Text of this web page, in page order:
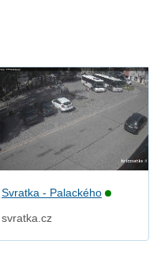
Svratka - Palackého
svratka.cz